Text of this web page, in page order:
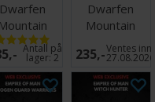
Dwarfen
Mountain
Dwarf
Lords
Antall på
lager:2
Dwarfen
Mountain
Holds Dwarf
King
235,-Ventes inn
27.08.2026